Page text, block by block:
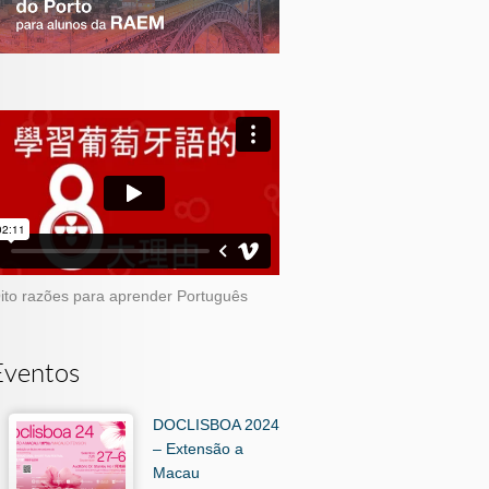
razões para aprender Português
DOCLISBOA 2024
– Extensão a
Macau